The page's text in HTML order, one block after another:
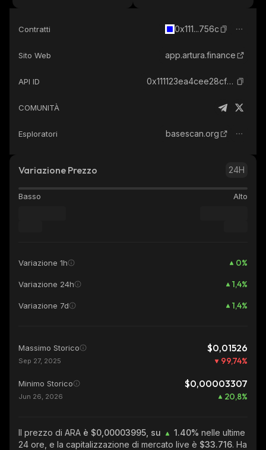
Contratti 0x111...756c
Sito Web app.artura.finance
API ID 0x111123ea4cee28cf010703593a8a2a3bbb91756c_base
COMUNITÀ
Esploratori basescan.org
Variazione Prezzo 24H
Basso Alto
Variazione 1h 0%
Variazione 24h 1,4%
Variazione 7d 1,4%
Massimo Storico $0,01526
Sep 27, 2025 99,74%
Minimo Storico $0,00003307
Jun 26, 2026 20,8%
Il prezzo di ARA è $0,00003995, su 1.40% nelle ultime
24 ore, e la capitalizzazione di mercato live è $33.716. Ha